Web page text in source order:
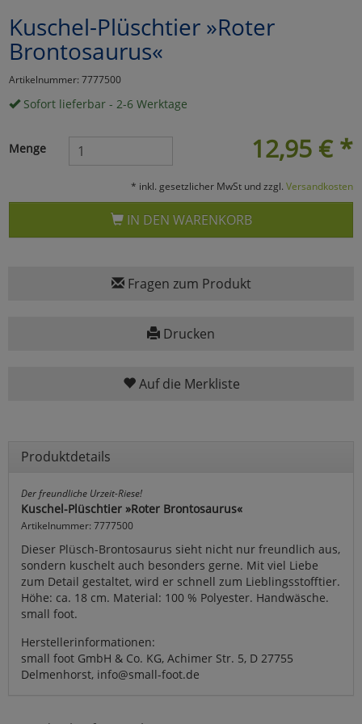
Kuschel-Plüschtier »Roter
Brontosaurus«
Artikelnummer: 7777500
Sofort lieferbar - 2-6 Werktage
12,95 € *
Menge
* inkl. gesetzlicher MwSt und zzgl. Versandkosten
IN DEN WARENKORB
Fragen zum Produkt
Drucken
Auf die Merkliste
Produktdetails
Der freundliche Urzeit-Riese!
Kuschel-Plüschtier »Roter Brontosaurus«
Artikelnummer: 7777500
Dieser Plüsch-Brontosaurus sieht nicht nur freundlich aus,
sondern kuschelt auch besonders gerne. Mit viel Liebe
zum Detail gestaltet, wird er schnell zum Lieblingsstofftier.
Höhe: ca. 18 cm. Material: 100 % Polyester. Handwäsche.
small foot.
Herstellerinformationen:
small foot GmbH & Co. KG, Achimer Str. 5, D 27755
Delmenhorst, info@small-foot.de
Marketing
Umfragetools
Cookies
Alle Akzeptieren
Cookies
Einstellungen speichern
zurückzu Haupptseite